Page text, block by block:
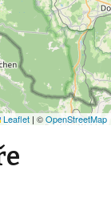
Leaflet | ©OpenStreetMap